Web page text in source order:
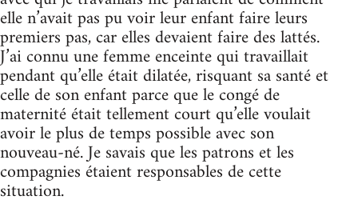
elle n’avait pas pu voir leur enfant faire leurs
premiers pas, car elles devaient faire des lattés.
J’ai connu une femme enceinte qui travaillait
pendant qu’elle était dilatée, risquant sa santé et
celle de son enfant parce que le congé de
maternité était tellement court qu’elle voulait
avoir le plus de temps possible avec son
nouveau-né. Je savais que les patrons et les
compagnies étaient responsables de cette
situation.